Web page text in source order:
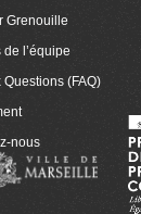
Grenouille
de l’équipe
Questions (FAQ)
nous